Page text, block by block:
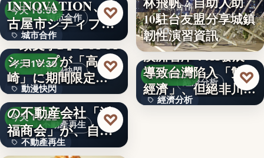
文字
城市合作
今天 16:58
城市合作
文字
INNOVATION、名
古屋市シティプロ
モーシ…
♡
動漫快閃
今天 16:30
動漫快閃
366
『頭文字D』POPUP
ショップが「高
崎」に期間限定で
登場…
♡
不動產再生
今天 16:22
不動產再生
1970年創業の長崎
の不動産会社「浜
福商会」が、自ら
再生…
♡
國際合作
10
10駐台友盟分享城鎮
韌性演習資訊
經濟分析
昨天 18:54
經濟分析
澳洲智庫：AI發展
導致台灣陷入「雙速
經濟」、但絕非川普
所…
♡